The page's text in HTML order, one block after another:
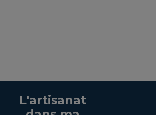
L'artisanat